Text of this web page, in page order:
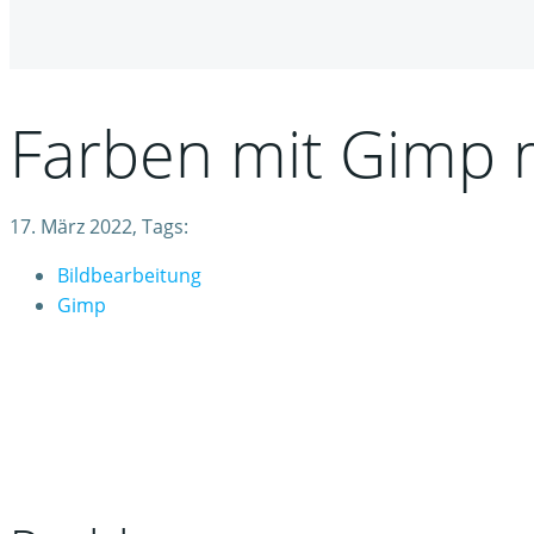
Farben mit Gimp
17. März 2022, Tags:
Bildbearbeitung
Gimp